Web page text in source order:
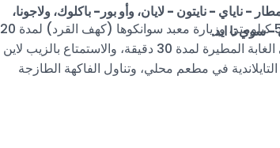
- ناياي - نايتون - لايان، وأو بور- باكلوك، ولاجونا،
- سوي تا ايد.
استمتع بتجربة مثيرة وهي التجدبف في المياه البيضاء في فانغ نغا لمسافة 5 كيلومتر، وزيارة معبد سوانكوها (كهف القرد) لمدة 20
دقيقة. ستقوم بعمل جولة في الغابات وصولاً إلى الشلال، وركوب الفيل في الغابة المطيرة لمدة 30 دقيقة، والاستمتاع بالزيب لاين
التايلاندية في مطعم محلي، وتناول الفاكهة الطازجة